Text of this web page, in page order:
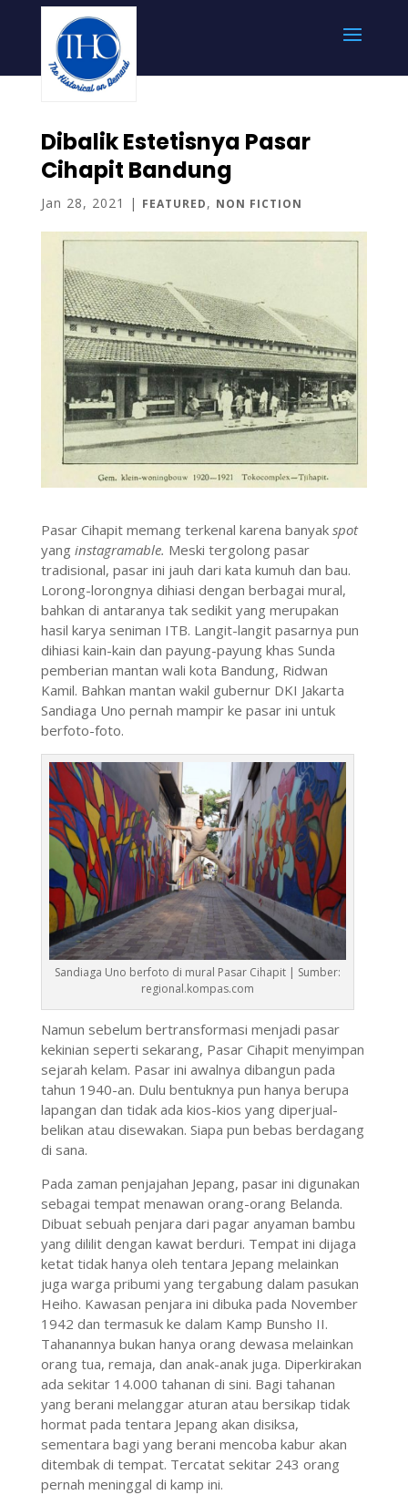
Dibalik Estetisnya Pasar
Cihapit Bandung
Jan 28, 2021 | FEATURED, NON FICTION
Pasar Cihapit memang terkenal karena banyak spot
yang instagramable. Meski tergolong pasar
tradisional, pasar ini jauh dari kata kumuh dan bau.
Lorong-lorongnya dihiasi dengan berbagai mural,
bahkan di antaranya tak sedikit yang merupakan
hasil karya seniman ITB. Langit-langit pasarnya pun
dihiasi kain-kain dan payung-payung khas Sunda
pemberian mantan wali kota Bandung, Ridwan
Kamil. Bahkan mantan wakil gubernur DKI Jakarta
Sandiaga Uno pernah mampir ke pasar ini untuk
berfoto-foto.
Sandiaga Uno berfoto di mural Pasar Cihapit | Sumber:
regional.kompas.com
Namun sebelum bertransformasi menjadi pasar
kekinian seperti sekarang, Pasar Cihapit menyimpan
sejarah kelam. Pasar ini awalnya dibangun pada
tahun 1940-an. Dulu bentuknya pun hanya berupa
lapangan dan tidak ada kios-kios yang diperjual-
belikan atau disewakan. Siapa pun bebas berdagang
di sana.
Pada zaman penjajahan Jepang, pasar ini digunakan
sebagai tempat menawan orang-orang Belanda.
Dibuat sebuah penjara dari pagar anyaman bambu
yang dililit dengan kawat berduri. Tempat ini dijaga
ketat tidak hanya oleh tentara Jepang melainkan
juga warga pribumi yang tergabung dalam pasukan
Heiho. Kawasan penjara ini dibuka pada November
1942 dan termasuk ke dalam Kamp Bunsho II.
Tahanannya bukan hanya orang dewasa melainkan
orang tua, remaja, dan anak-anak juga. Diperkirakan
ada sekitar 14.000 tahanan di sini. Bagi tahanan
yang berani melanggar aturan atau bersikap tidak
hormat pada tentara Jepang akan disiksa,
sementara bagi yang berani mencoba kabur akan
ditembak di tempat. Tercatat sekitar 243 orang
pernah meninggal di kamp ini.